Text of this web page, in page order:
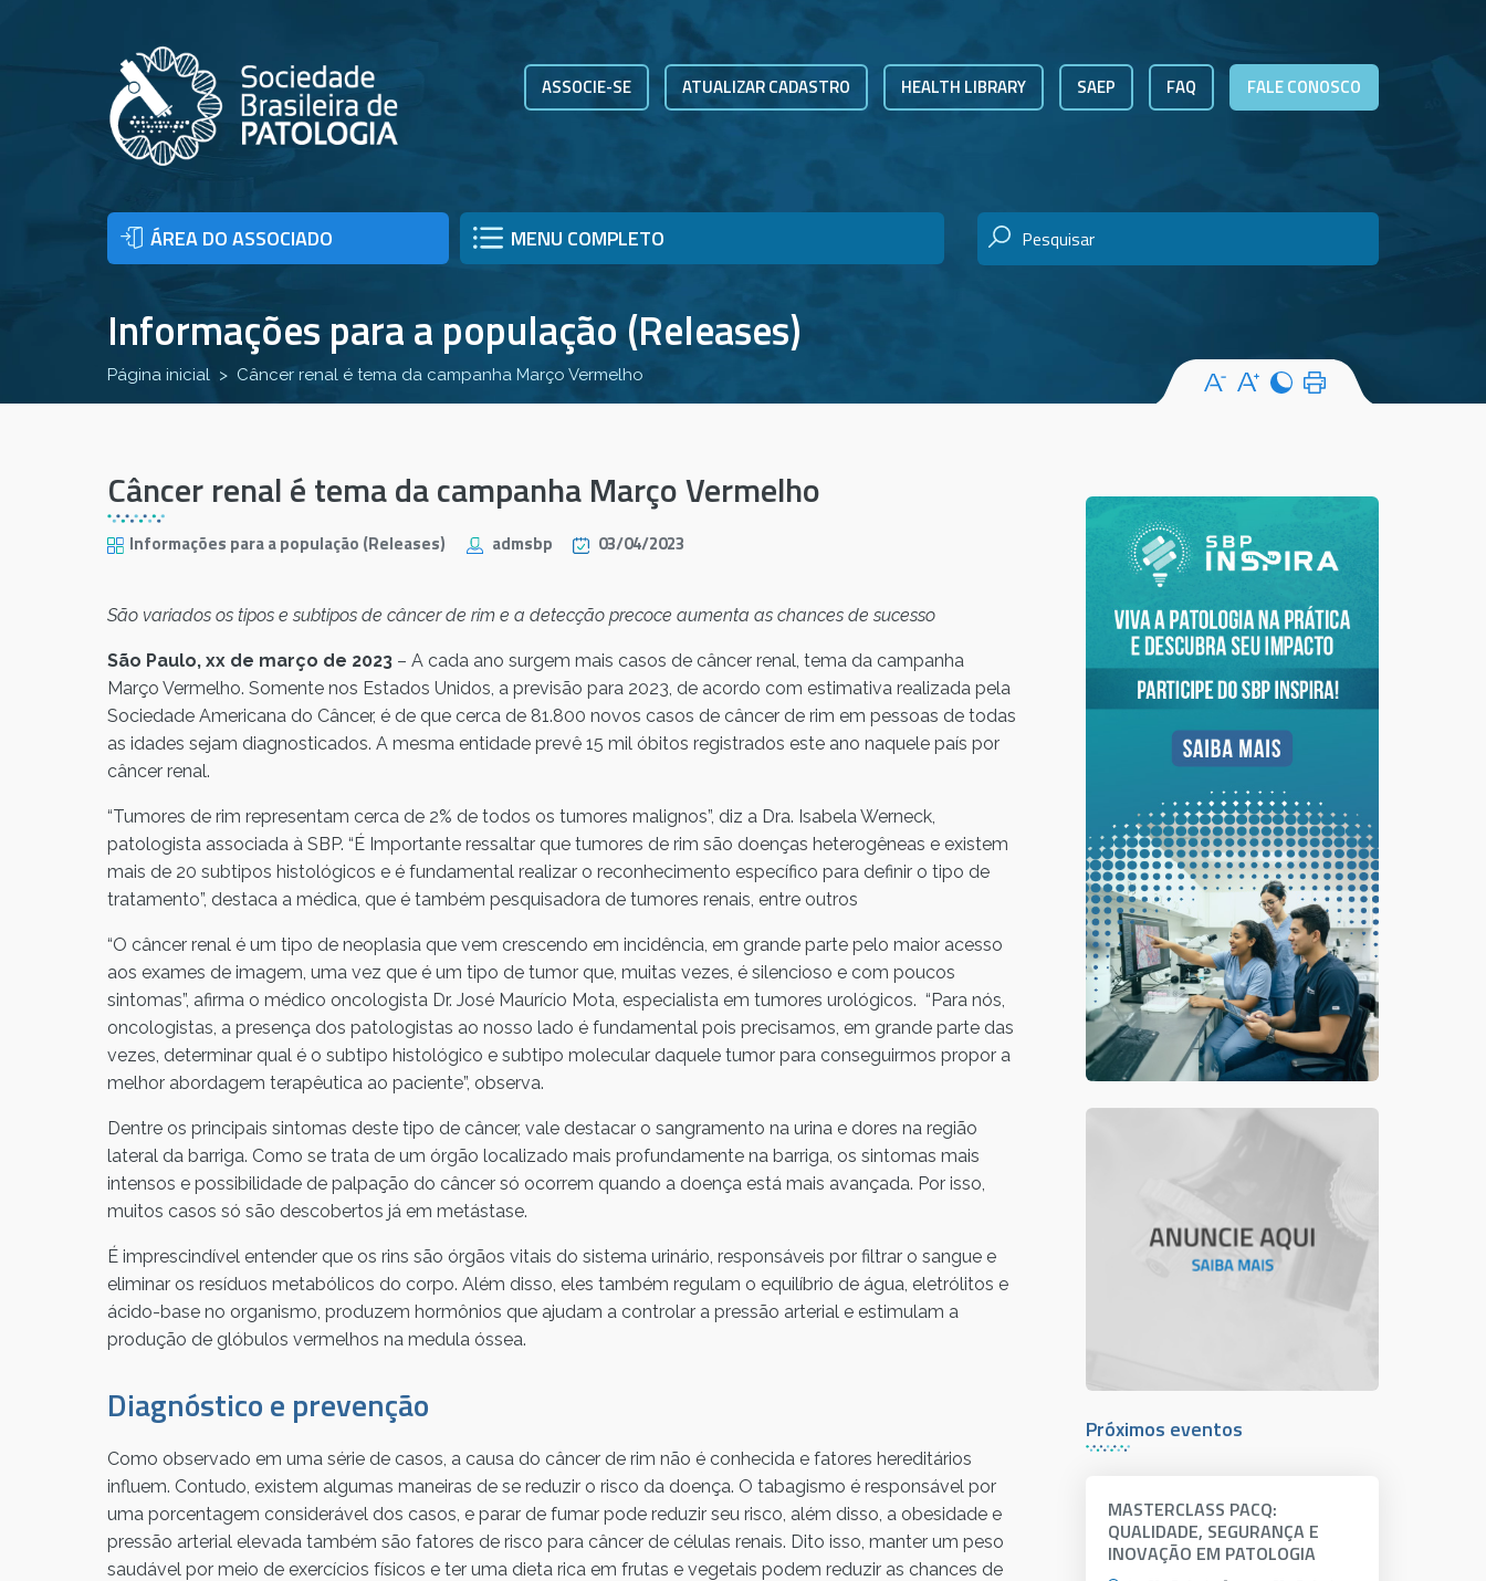
ASSOCIE-SE ATUALIZAR CADASTRO HEALTH LIBRARY SAEP FAQ FALE CONOSCO
ÁREA DO ASSOCIADO MENU COMPLETO
Informações para a população (Releases)
Página inicial Câncer renal é tema da campanha Março Vermelho
Câncer renal é tema da campanha Março Vermelho
Informações para a população (Releases) admsbp 03/04/2023
São variados os tipos e subtipos de câncer de rim e a detecção precoce aumenta as chances de sucesso
São Paulo, xx de março de 2023 – A cada ano surgem mais casos de câncer renal, tema da campanha
Março Vermelho. Somente nos Estados Unidos, a previsão para 2023, de acordo com estimativa realizada pela
Sociedade Americana do Câncer, é de que cerca de 81.800 novos casos de câncer de rim em pessoas de todas
as idades sejam diagnosticados. A mesma entidade prevê 15 mil óbitos registrados este ano naquele país por
câncer renal.
“Tumores de rim representam cerca de 2% de todos os tumores malignos”, diz a Dra. Isabela Werneck,
patologista associada à SBP. “É Importante ressaltar que tumores de rim são doenças heterogêneas e existem
mais de 20 subtipos histológicos e é fundamental realizar o reconhecimento específico para definir o tipo de
tratamento”, destaca a médica, que é também pesquisadora de tumores renais, entre outros
“O câncer renal é um tipo de neoplasia que vem crescendo em incidência, em grande parte pelo maior acesso
aos exames de imagem, uma vez que é um tipo de tumor que, muitas vezes, é silencioso e com poucos
sintomas”, afirma o médico oncologista Dr. José Maurício Mota, especialista em tumores urológicos. “Para nós,
oncologistas, a presença dos patologistas ao nosso lado é fundamental pois precisamos, em grande parte das
vezes, determinar qual é o subtipo histológico e subtipo molecular daquele tumor para conseguirmos propor a
melhor abordagem terapêutica ao paciente”, observa.
Dentre os principais sintomas deste tipo de câncer, vale destacar o sangramento na urina e dores na região
lateral da barriga. Como se trata de um órgão localizado mais profundamente na barriga, os sintomas mais
intensos e possibilidade de palpação do câncer só ocorrem quando a doença está mais avançada. Por isso,
muitos casos só são descobertos já em metástase.
É imprescindível entender que os rins são órgãos vitais do sistema urinário, responsáveis por filtrar o sangue e
eliminar os resíduos metabólicos do corpo. Além disso, eles também regulam o equilíbrio de água, eletrólitos e
ácido-base no organismo, produzem hormônios que ajudam a controlar a pressão arterial e estimulam a
produção de glóbulos vermelhos na medula óssea.
Diagnóstico e prevenção
Como observado em uma série de casos, a causa do câncer de rim não é conhecida e fatores hereditários
influem. Contudo, existem algumas maneiras de se reduzir o risco da doença. O tabagismo é responsável por
uma porcentagem considerável dos casos, e parar de fumar pode reduzir seu risco, além disso, a obesidade e
pressão arterial elevada também são fatores de risco para câncer de células renais. Dito isso, manter um peso
saudável por meio de exercícios físicos e ter uma dieta rica em frutas e vegetais podem reduzir as chances de
Próximos eventos
MASTERCLASS PACQ:
QUALIDADE, SEGURANÇA E
INOVAÇÃO EM PATOLOGIA